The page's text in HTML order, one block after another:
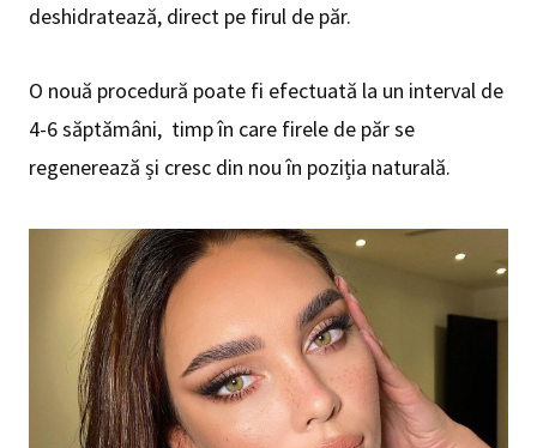
deshidratează, direct pe firul de păr.
O nouă procedură poate fi efectuată la un interval de
4-6 săptămâni, timp în care firele de păr se
regenerează și cresc din nou în poziția naturală.